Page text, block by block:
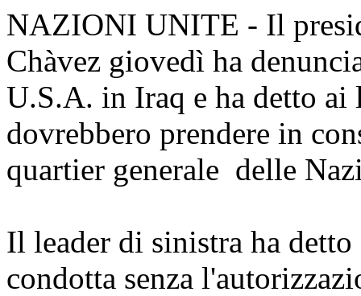
NAZIONI UNITE - Il
Chàvez giovedì ha
U.S.A. in Iraq e ha detto ai
dovrebbero prendere in
quartier generale delle
Il leader di sinistra ha
condotta senza